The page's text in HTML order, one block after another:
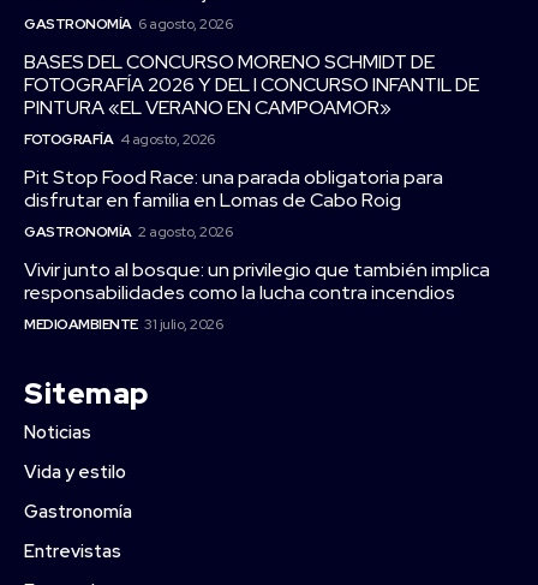
GASTRONOMÍA 6 agosto, 2026
BASES DEL CONCURSO MORENO SCHMIDT DE
FOTOGRAFÍA 2026 Y DEL I CONCURSO INFANTIL DE
PINTURA «EL VERANO EN CAMPOAMOR»
FOTOGRAFÍA 4 agosto, 2026
Pit Stop Food Race: una parada obligatoria para
disfrutar en familia en Lomas de Cabo Roig
GASTRONOMÍA 2 agosto, 2026
Vivir junto al bosque: un privilegio que también implica
responsabilidades como la lucha contra incendios
MEDIOAMBIENTE 31 julio, 2026
Sitemap
Noticias
Vida y estilo
Gastronomía
Entrevistas